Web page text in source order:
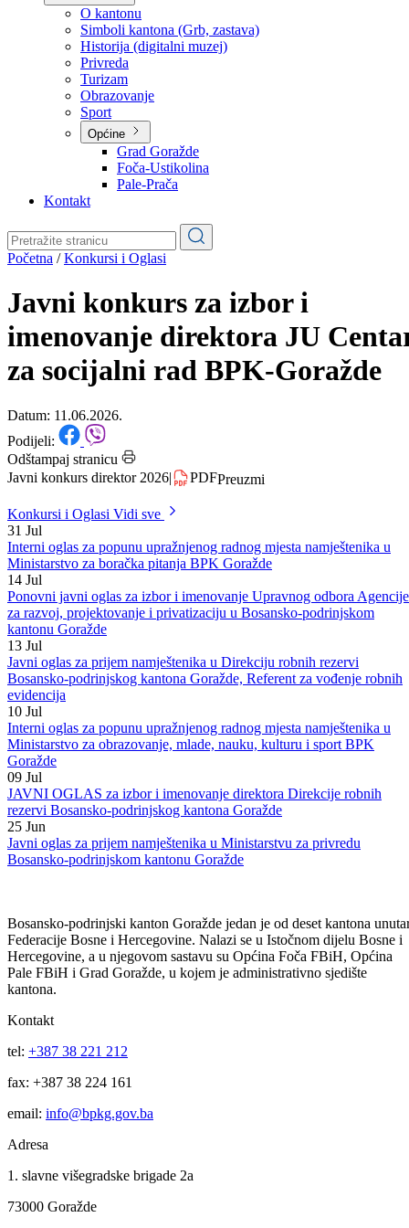
Značajni dokumenti
O kantonu
O kantonu
Simboli kantona (Grb, zastava)
Historija (digitalni muzej)
Privreda
Turizam
Obrazovanje
Općine
Pale-Prača
Kontakt
Početna/Konkursi i Oglasi
Javni konkurs za izbor i
imenovanje direktora JU
za socijalni rad BPK-Goražde
Datum: 11.06.2026.
Odštampaj stranicu
Javni konkurs direktor 2026
Konkursi i OglasiVidi sve
31 Jul
Interni oglas za popunu upražnjenog radnog mjesta namještenika u
Ministarstvo za boračka pitanja BPK Goražde
14 Jul
Ponovni javni oglas za izbor i imenovanje Upravnog odbora Agencije
za razvoj, projektovanje i privatizaciju u Bosansko-podrinjskom
kantonu Goražde
13 Jul
Javni oglas za prijem namještenika u Direkciju robnih rezervi
Bosansko-podrinjskog kantona Goražde, Referent za vođenje robnih
evidencija
10 Jul
Interni oglas za popunu upražnjenog radnog mjesta namještenika u
Ministarstvo za obrazovanje, mlade, nauku, kulturu i sport BPK
Goražde
09 Jul
JAVNI OGLAS za izbor i imenovanje direktora Direkcije robnih
rezervi Bosansko-podrinjskog kantona Goražde